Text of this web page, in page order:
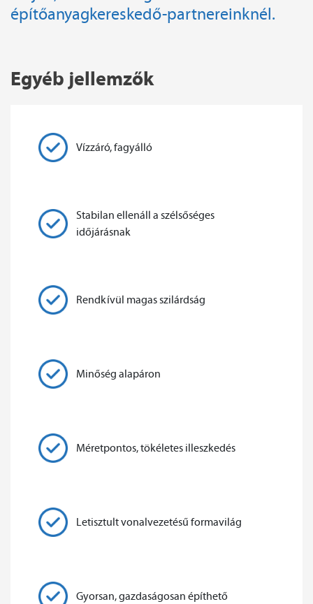
építőanyagkereskedő-partnereinknél.
Egyéb jellemzők
Vízzáró, fagyálló
Stabilan ellenáll a szélsőséges
időjárásnak
Rendkívül magas szilárdság
Minőség alapáron
Méretpontos, tökéletes illeszkedés
Letisztult vonalvezetésű formavilág
Gyorsan, gazdaságosan építhető